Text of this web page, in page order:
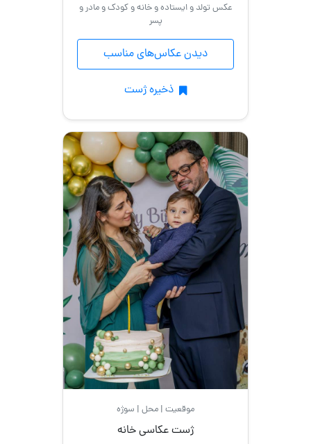
عکس تولد و ایستاده و خانه و کودک و مادر و
پسر
دیدن عکاس‌های مناسب
ذخیره ژست
موقعیت | محل | سوژه
ژست عکاسی خانه